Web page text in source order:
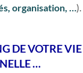
organisation, …).
DE VOTRE VIE
…